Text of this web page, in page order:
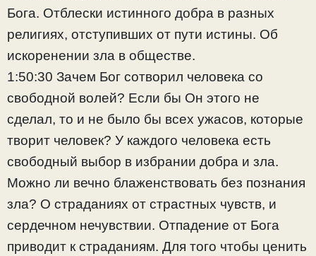
Бога. Отблески истинного добра в разных
религиях, отступивших от пути истины. Об
искоренении зла в обществе.
1:50:30 Зачем Бог сотворил человека со
свободной волей? Если бы Он этого не
сделал, то и не было бы всех ужасов, которые
творит человек? У каждого человека есть
свободный выбор в избрании добра и зла.
Можно ли вечно блаженствовать без познания
зла? О страданиях от страстных чувств, и
сердечном нечувствии. Отпадение от Бога
приводит к страданиям. Для того чтобы ценить